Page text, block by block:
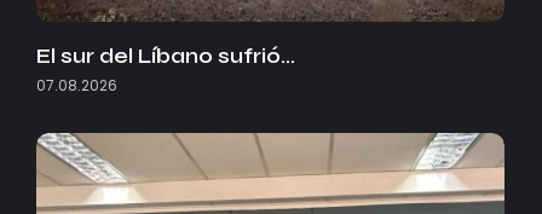
El sur del Líbano sufrió…
07.08.2026